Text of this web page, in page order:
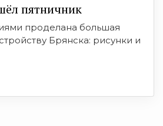
пятничник
проделана большая
Брянска: рисунки и